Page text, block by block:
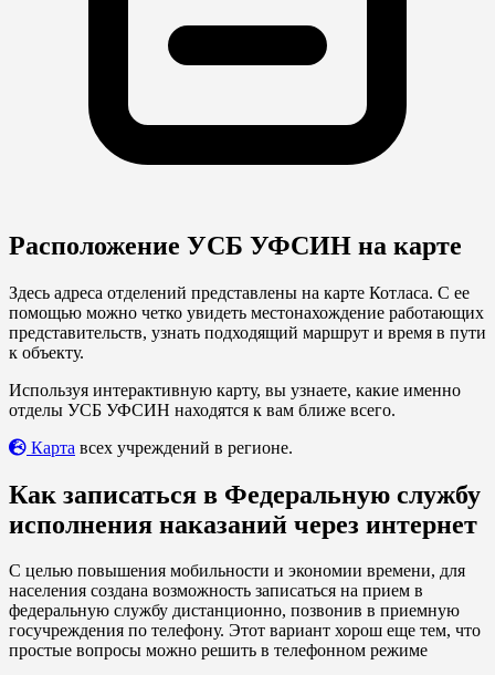
Расположение УСБ УФСИН на карте
Здесь адреса отделений представлены на карте Котласа. С ее
помощью можно четко увидеть местонахождение работающих
представительств, узнать подходящий маршрут и время в пути
к объекту.
Используя интерактивную карту, вы узнаете, какие именно
отделы УСБ УФСИН находятся к вам ближе всего.
Карта всех учреждений в регионе.
Как записаться в Федеральную службу
исполнения наказаний через интернет
С целью повышения мобильности и экономии времени, для
населения создана возможность записаться на прием в
федеральную службу дистанционно, позвонив в приемную
госучреждения по телефону. Этот вариант хорош еще тем, что
простые вопросы можно решить в телефонном режиме